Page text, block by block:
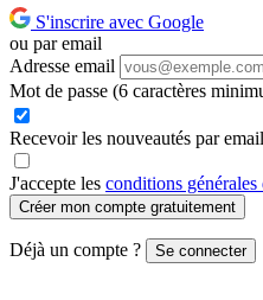
S'inscrire avec Google
ou par email
Adresse email
Mot de passe (6 caractères
Recevoir les nouveautés par email
J'accepte les conditions
Créer mon compte gratuitement
Déjà un compte ? Se connecter